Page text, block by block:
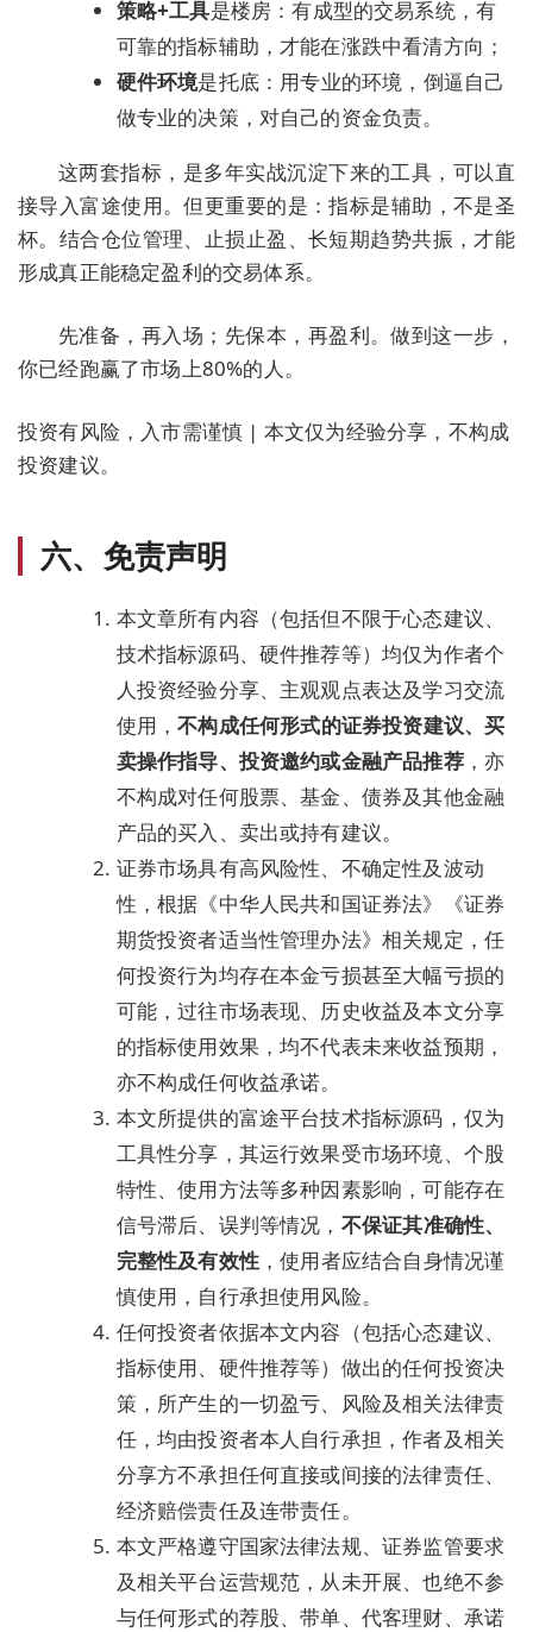
策略+工具是楼房：有成型的交易系统，有
可靠的指标辅助，才能在涨跌中看清方向；
硬件环境是托底：用专业的环境，倒逼自己
做专业的决策，对自己的资金负责。
这两套指标，是多年实战沉淀下来的工具，可以直
接导入富途使用。但更重要的是：指标是辅助，不是圣
杯。结合仓位管理、止损止盈、长短期趋势共振，才能
形成真正能稳定盈利的交易体系。
先准备，再入场；先保本，再盈利。做到这一步，
你已经跑赢了市场上80%的人。
投资有风险，入市需谨慎 | 本文仅为经验分享，不构成
投资建议。
六、免责声明
本文章所有内容（包括但不限于心态建议、
技术指标源码、硬件推荐等）均仅为作者个
人投资经验分享、主观观点表达及学习交流
使用，不构成任何形式的证券投资建议、买
卖操作指导、投资邀约或金融产品推荐，亦
不构成对任何股票、基金、债券及其他金融
产品的买入、卖出或持有建议。
证券市场具有高风险性、不确定性及波动
性，根据《中华人民共和国证券法》《证券
期货投资者适当性管理办法》相关规定，任
何投资行为均存在本金亏损甚至大幅亏损的
可能，过往市场表现、历史收益及本文分享
的指标使用效果，均不代表未来收益预期，
亦不构成任何收益承诺。
本文所提供的富途平台技术指标源码，仅为
工具性分享，其运行效果受市场环境、个股
特性、使用方法等多种因素影响，可能存在
信号滞后、误判等情况， 不保证其准确性、
完整性及有效性，使用者应结合自身情况谨
慎使用，自行承担使用风险。
任何投资者依据本文内容（包括心态建议、
指标使用、硬件推荐等）做出的任何投资决
策，所产生的一切盈亏、风险及相关法律责
任，均由投资者本人自行承担，作者及相关
分享方不承担任何直接或间接的法律责任、
经济赔偿责任及连带责任。
本文严格遵守国家法律法规、证券监管要求
及相关平台运营规范，从未开展、也绝不参
与任何形式的荐股、带单、代客理财、承诺